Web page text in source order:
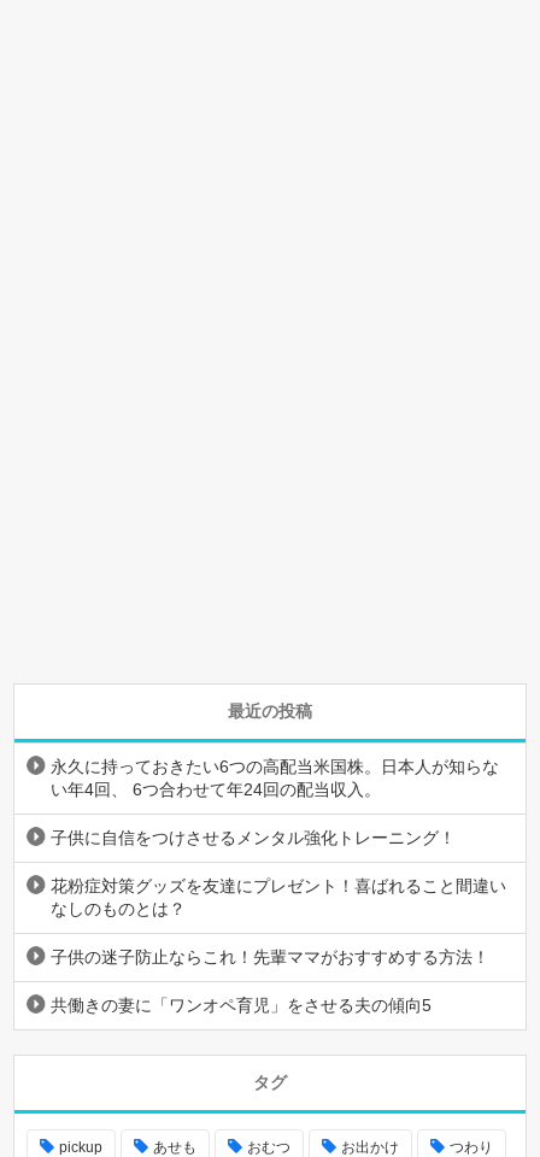
最近の投稿
永久に持っておきたい6つの高配当米国株。日本人が知らな
い年4回、 6つ合わせて年24回の配当収入。
子供に自信をつけさせるメンタル強化トレーニング！
花粉症対策グッズを友達にプレゼント！喜ばれること間違い
なしのものとは？
子供の迷子防止ならこれ！先輩ママがおすすめする方法！
共働きの妻に「ワンオペ育児」をさせる夫の傾向5
タグ
pickup あせも おむつ お出かけ つわり